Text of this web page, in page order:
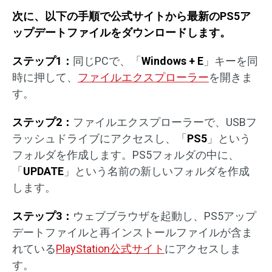
次に、以下の手順で公式サイトから最新のPS5ア
ップデートファイルをダウンロードします。
ステップ1： 同じPCで、「Windows + E 」キーを同
時に押して、 ファイルエクスプローラーを開きま
す。
ステップ2： ファイルエクスプローラーで、USBフ
ラッシュドライブにアクセスし、「PS5 」という
フォルダを作成します。PS5フォルダの中に、
「UPDATE 」という名前の新しいフォルダを作成
します。
ステップ3： ウェブブラウザを起動し、PS5アップ
デートファイルと再インストールファイルが含ま
れているPlayStation公式サイト にアクセスしま
す。